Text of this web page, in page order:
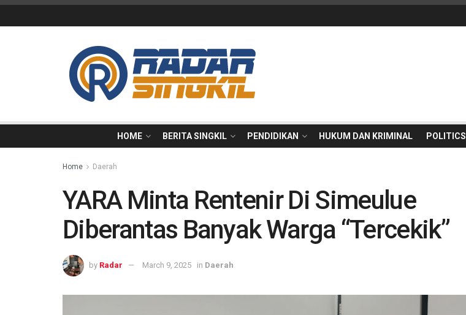
HOME BERITA SINGKIL PENDIDIKAN HUKUM DAN KRIMINAL POLITICS
Home Daerah
YARA Minta Rentenir Di Simeulue
Diberantas Banyak Warga “Tercekik”
by Radar March 9, 2025 in Daerah